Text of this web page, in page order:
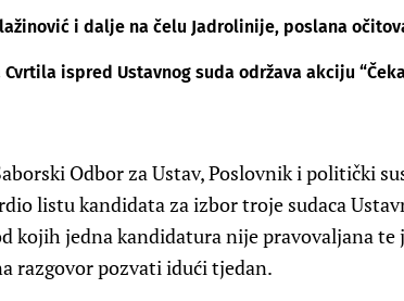
i dalje na čelu Jadrolinije, poslana
ispred Ustavnog suda održava akciju
Odbor za Ustav, Poslovnik i politički
listu kandidata za izbor troje sudaca
kojih jedna kandidatura nije pravovaljana te
razgovor pozvati idući tjedan.